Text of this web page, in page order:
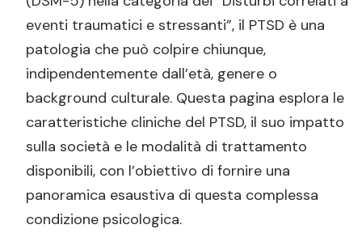
eventi traumatici e stressanti”, il PTSD è una
patologia che può colpire chiunque,
indipendentemente dall’età, genere o
background culturale. Questa pagina esplora le
caratteristiche cliniche del PTSD, il suo impatto
sulla società e le modalità di trattamento
disponibili, con l’obiettivo di fornire una
panoramica esaustiva di questa complessa
condizione psicologica.